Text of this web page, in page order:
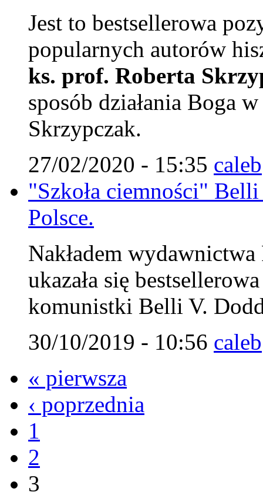
Jest to bestsellerowa
popularnych autorów
ks. prof. Roberta
sposób działania Boga
Skrzypczak.
27/02/2020 - 15:35 caleb
"Szkoła ciemności"
Polsce.
Nakładem
ukazała się
komunistki Belli V.
30/10/2019 - 10:56 caleb
« pierwsza
‹ poprzednia
1
2
3